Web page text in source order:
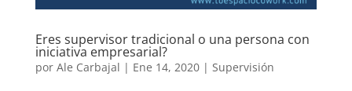
Eres supervisor tradicional o una persona con
iniciativa empresarial?
por Ale Carbajal | Ene 14, 2020| Supervisión